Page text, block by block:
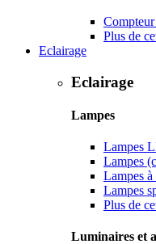
Plus de
Eclairage
Eclairage
Lampes
Lampes
Lampes
Lampes à
Lampes
Plus de
Luminaires et